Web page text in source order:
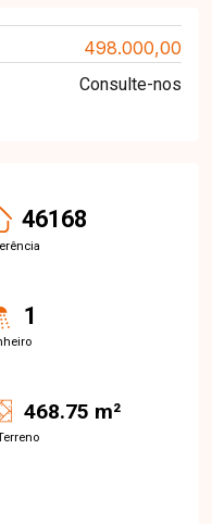
498.000,00
Consulte-nos
46168
1
468.75 m²